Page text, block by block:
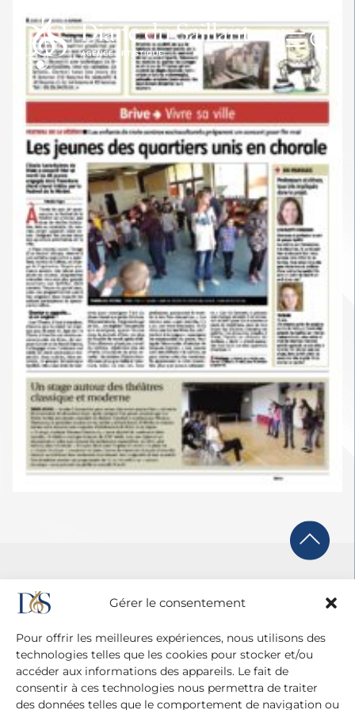
Gérer le consentement
Pour offrir les meilleures expériences, nous utilisons des
technologies telles que les cookies pour stocker et/ou
accéder aux informations des appareils. Le fait de
consentir à ces technologies nous permettra de traiter
des données telles que le comportement de navigation ou